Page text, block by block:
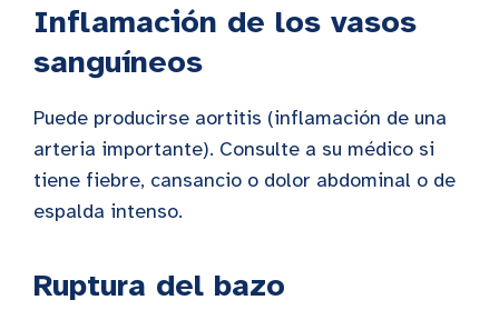
Inflamación de los vasos
sanguíneos
Puede producirse aortitis (inflamación de una
arteria importante). Consulte a su médico si
tiene fiebre, cansancio o dolor abdominal o de
espalda intenso.
Ruptura del bazo